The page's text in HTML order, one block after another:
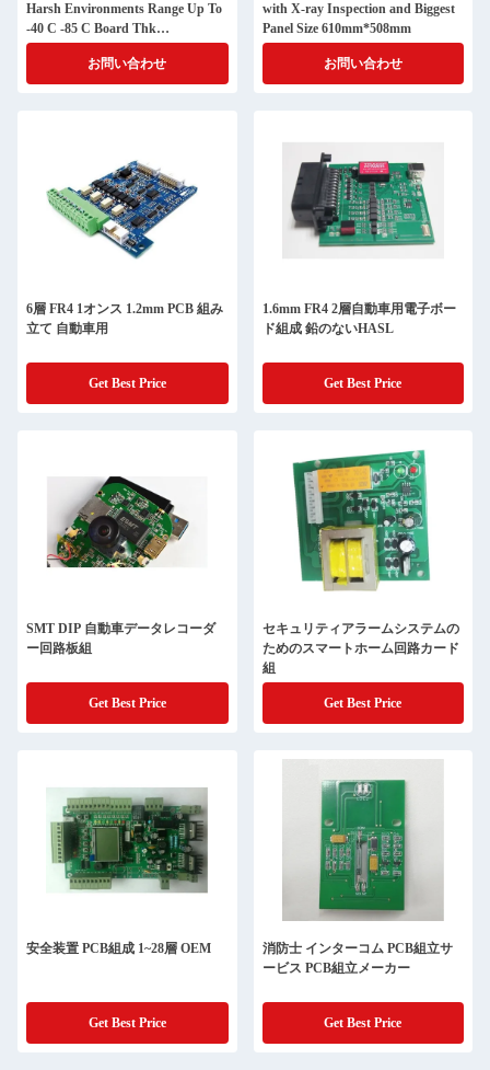
Harsh Environments Range Up To
-40 C -85 C Board Thk
1.2mm/1.6mm
お問い合わせ
with X-ray Inspection and Biggest
Panel Size 610mm*508mm
お問い合わせ
6層 FR4 1オンス 1.2mm PCB 組み
立て 自動車用
Get Best Price
1.6mm FR4 2層自動車用電子ボー
ド組成 鉛のないHASL
Get Best Price
SMT DIP 自動車データレコーダ
ー回路板組
Get Best Price
セキュリティアラームシステムの
ためのスマートホーム回路カード
組
Get Best Price
安全装置 PCB組成 1~28層 OEM
Get Best Price
消防士 インターコム PCB組立サ
ービス PCB組立メーカー
Get Best Price